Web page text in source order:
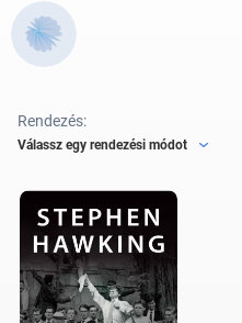
Rendezés:
Válassz egy rendezési módot